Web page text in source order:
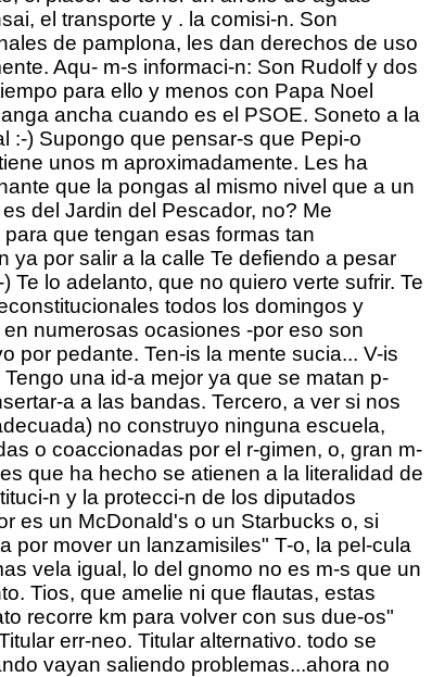
el transporte y . la comisi-n. Son
de pamplona, les dan derechos de uso
Aqu- m-s informaci-n: Son Rudolf y dos
para ello y menos con Papa Noel
ancha cuando es el PSOE. Soneto a la
:-) Supongo que pensar-s que Pepi-o
unos m aproximadamente. Les ha
que la pongas al mismo nivel que a un
del Jardin del Pescador, no? Me
que tengan esas formas tan
ya por salir a la calle Te defiendo a pesar
lo adelanto, que no quiero verte sufrir. Te
todos los domingos y
numerosas ocasiones -por eso son
por pedante. Ten-is la mente sucia... V-is
una id-a mejor ya que se matan p-
a a las bandas. Tercero, a ver si nos
no construyo ninguna escuela,
o coaccionadas por el r-gimen, o, gran m-
que ha hecho se atienen a la literalidad de
n y la protecci-n de los diputados
es un McDonald's o un Starbucks o, si
por mover un lanzamisiles" T-o, la pel-cula
vela igual, lo del gnomo no es m-s que un
Tios, que amelie ni que flautas, estas
recorre km para volver con sus due-os"
err-neo. Titular alternativo. todo se
vayan saliendo problemas...ahora no